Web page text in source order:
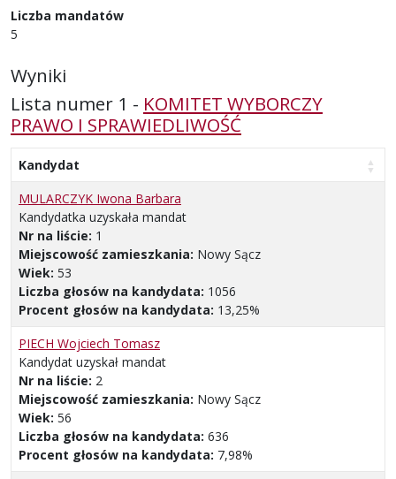
Liczba mandatów
5
Wyniki
Lista numer 1 - KOMITET WYBORCZY
PRAWO I SPRAWIEDLIWOŚĆ
Kandydat
MULARCZYK Iwona Barbara
Kandydatka uzyskała mandat
Nr na liście: 1
Miejscowość zamieszkania: Nowy Sącz
Wiek: 53
Liczba głosów na kandydata: 1056
Procent głosów na kandydata: 13,25%
PIECH Wojciech Tomasz
Kandydat uzyskał mandat
Nr na liście: 2
Miejscowość zamieszkania: Nowy Sącz
Wiek: 56
Liczba głosów na kandydata: 636
Procent głosów na kandydata: 7,98%